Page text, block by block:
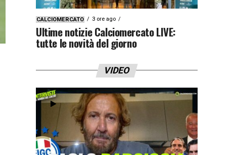
CALCIOMERCATO 3 ore ago
Ultime notizie Calciomercato LIVE:
tutte le novità del giorno
VIDEO